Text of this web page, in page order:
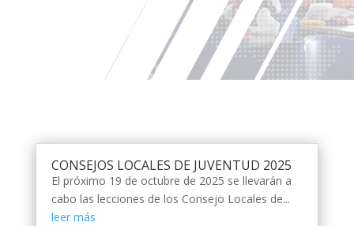
CONSEJOS LOCALES DE JUVENTUD 2025
El próximo 19 de octubre de 2025 se llevarán a
cabo las lecciones de los Consejo Locales de...
leer más